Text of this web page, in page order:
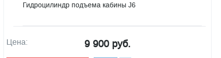
Гидроцилиндр подъема кабины J6
Цена: 9 900 руб.